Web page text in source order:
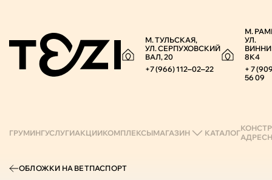
М. ТУЛЬСКАЯ,
УЛ. СЕРПУХОВСКИЙ
ВАЛ, 20
+7 (966) 112‒02‒22
М.
УЛ.
8К4
+ 7
56 09
ГРУМИНГУСЛУГИАКЦИИКОМПЛЕКСЫМАГАЗИН КАТАЛОГ
ОБЛОЖКИ НА ВЕТПАСПОРТ